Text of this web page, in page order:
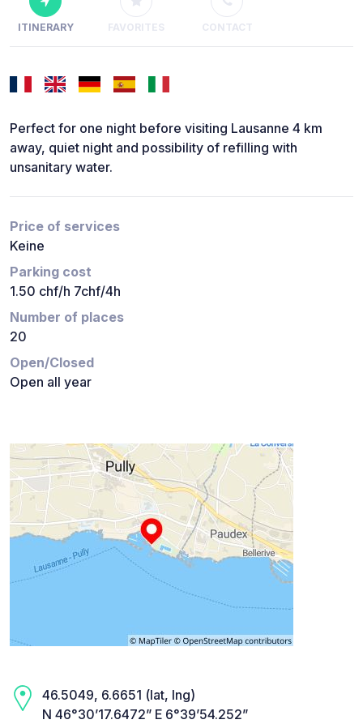
ITINERARY FAVORITES CONTACT
Perfect for one night before visiting Lausanne 4 km
away, quiet night and possibility of refilling with
unsanitary water.
Price of services
Keine
Parking cost
1.50 chf/h 7chf/4h
Number of places
20
Open/Closed
Open all year
46.5049, 6.6651 (lat, lng)
N 46°30’17.6472” E 6°39’54.252”